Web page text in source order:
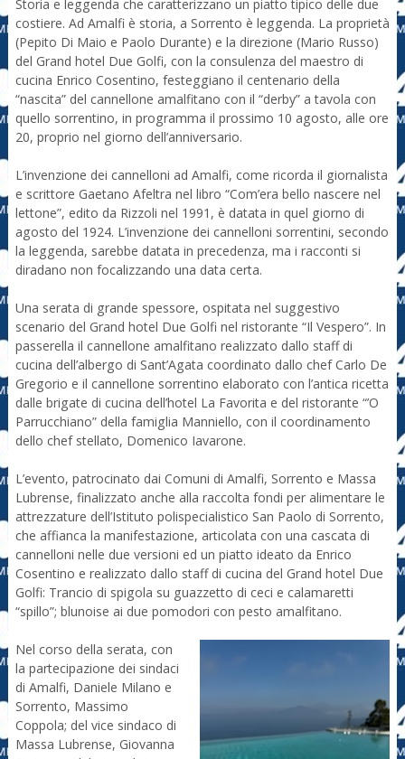
Storia e leggenda che caratterizzano un piatto tipico delle due
costiere. Ad Amalfi è storia, a Sorrento è leggenda. La proprietà
(Pepito Di Maio e Paolo Durante) e la direzione (Mario Russo)
del Grand hotel Due Golfi, con la consulenza del maestro di
cucina Enrico Cosentino, festeggiano il centenario della
“nascita” del cannellone amalfitano con il “derby” a tavola con
quello sorrentino, in programma il prossimo 10 agosto, alle ore
20, proprio nel giorno dell’anniversario.
L’invenzione dei cannelloni ad Amalfi, come ricorda il giornalista
e scrittore Gaetano Afeltra nel libro “Com’era bello nascere nel
lettone”, edito da Rizzoli nel 1991, è datata in quel giorno di
agosto del 1924. L’invenzione dei cannelloni sorrentini, secondo
la leggenda, sarebbe datata in precedenza, ma i racconti si
diradano non focalizzando una data certa.
Una serata di grande spessore, ospitata nel suggestivo
scenario del Grand hotel Due Golfi nel ristorante “Il Vespero”. In
passerella il cannellone amalfitano realizzato dallo staff di
cucina dell’albergo di Sant’Agata coordinato dallo chef Carlo De
Gregorio e il cannellone sorrentino elaborato con l’antica ricetta
dalle brigate di cucina dell’hotel La Favorita e del ristorante “’O
Parrucchiano” della famiglia Manniello, con il coordinamento
dello chef stellato, Domenico Iavarone.
L’evento, patrocinato dai Comuni di Amalfi, Sorrento e Massa
Lubrense, finalizzato anche alla raccolta fondi per alimentare le
attrezzature dell’Istituto polispecialistico San Paolo di Sorrento,
che affianca la manifestazione, articolata con una cascata di
cannelloni nelle due versioni ed un piatto ideato da Enrico
Cosentino e realizzato dallo staff di cucina del Grand hotel Due
Golfi: Trancio di spigola su guazzetto di ceci e calamaretti
“spillo”; blunoise ai due pomodori con pesto amalfitano.
Nel corso della serata, con
la partecipazione dei sindaci
di Amalfi, Daniele Milano e
Sorrento, Massimo
Coppola; del vice sindaco di
Massa Lubrense, Giovanna